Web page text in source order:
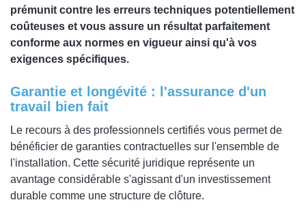
prémunit contre les erreurs techniques potentiellement
coûteuses et vous assure un résultat parfaitement
conforme aux normes en vigueur ainsi qu'à vos
exigences spécifiques.
Garantie et longévité : l'assurance d'un
travail bien fait
Le recours à des professionnels certifiés vous permet de
bénéficier de garanties contractuelles sur l'ensemble de
l'installation. Cette sécurité juridique représente un
avantage considérable s'agissant d'un investissement
durable comme une structure de clôture.